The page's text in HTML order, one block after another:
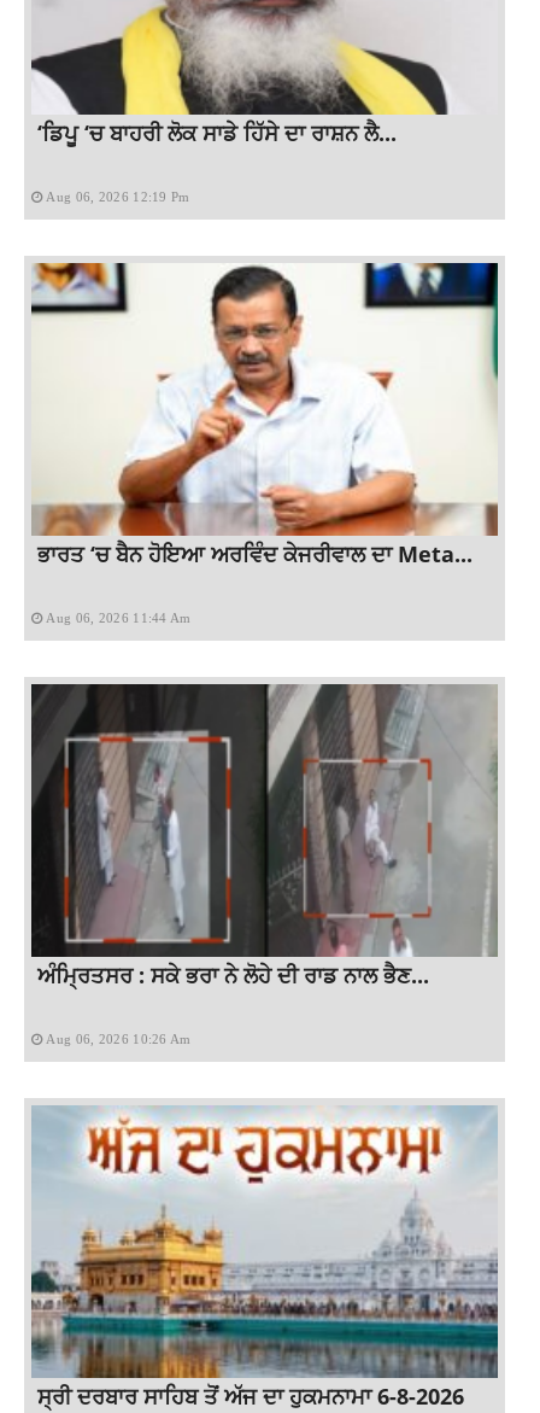
‘ਡਿਪੂ ‘ਚ ਬਾਹਰੀ ਲੋਕ ਸਾਡੇ ਹਿੱਸੇ ਦਾ ਰਾਸ਼ਨ ਲੈ...
Aug 06, 2026 12:19 Pm
ਭਾਰਤ ‘ਚ ਬੈਨ ਹੋਇਆ ਅਰਵਿੰਦ ਕੇਜਰੀਵਾਲ ਦਾ Meta...
Aug 06, 2026 11:44 Am
ਅੰਮ੍ਰਿਤਸਰ : ਸਕੇ ਭਰਾ ਨੇ ਲੋਹੇ ਦੀ ਰਾਡ ਨਾਲ ਭੈਣ...
Aug 06, 2026 10:26 Am
ਸ੍ਰੀ ਦਰਬਾਰ ਸਾਹਿਬ ਤੋਂ ਅੱਜ ਦਾ ਹੁਕਮਨਾਮਾ 6-8-2026